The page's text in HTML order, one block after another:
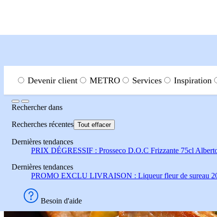
Menu
Rechercher
Rechercher dans
Recherches récentes Tout effacer
Dernières tendances
PRIX DÉGRESSIF : Prosseco D.O.C Frizzante 75cl
Dernières tendances
PROMO EXCLU LIVRAISON : Liqueur fleur de sureau
Besoin d'aide
Devenir client METRO Services Inspiration
Sauté de porc poivrons